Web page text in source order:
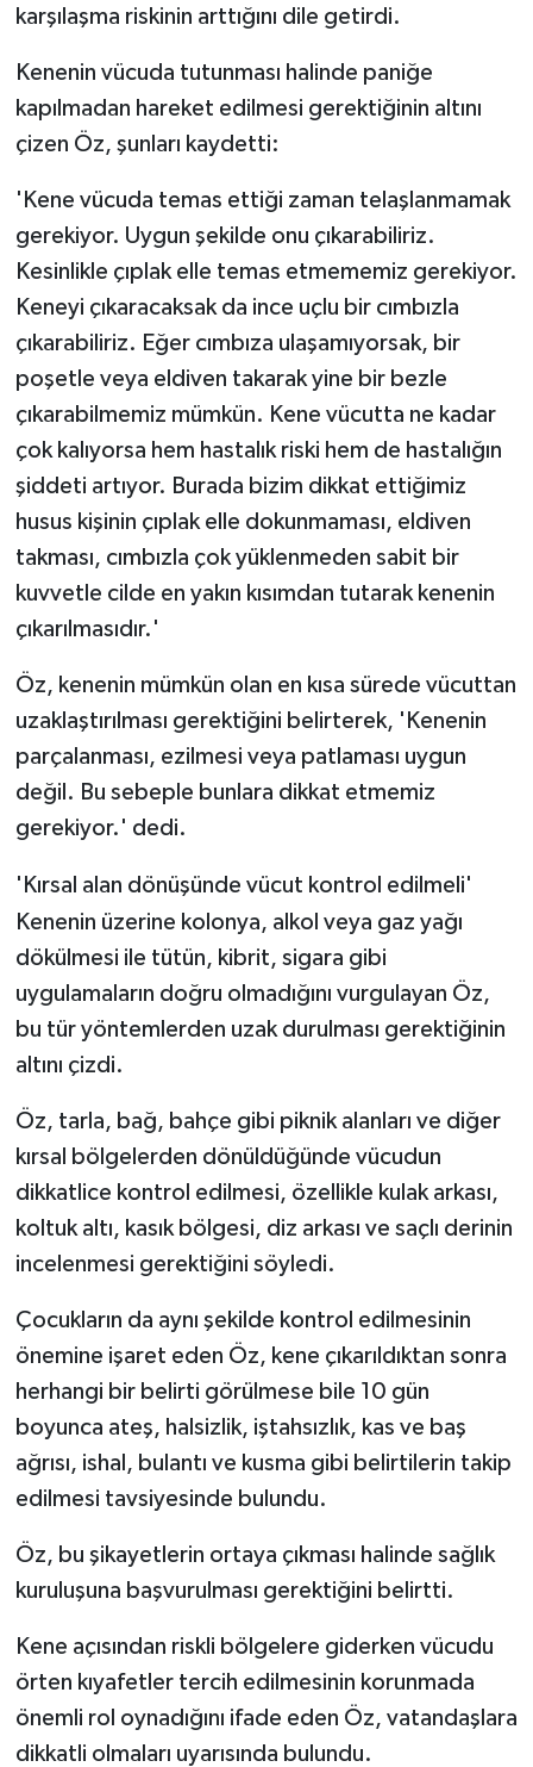
karşılaşma riskinin arttığını dile getirdi.
Kenenin vücuda tutunması halinde paniğe
kapılmadan hareket edilmesi gerektiğinin altını
çizen Öz, şunları kaydetti:
'Kene vücuda temas ettiği zaman telaşlanmamak
gerekiyor. Uygun şekilde onu çıkarabiliriz.
Kesinlikle çıplak elle temas etmememiz gerekiyor.
Keneyi çıkaracaksak da ince uçlu bir cımbızla
çıkarabiliriz. Eğer cımbıza ulaşamıyorsak, bir
poşetle veya eldiven takarak yine bir bezle
çıkarabilmemiz mümkün. Kene vücutta ne kadar
çok kalıyorsa hem hastalık riski hem de hastalığın
şiddeti artıyor. Burada bizim dikkat ettiğimiz
husus kişinin çıplak elle dokunmaması, eldiven
takması, cımbızla çok yüklenmeden sabit bir
kuvvetle cilde en yakın kısımdan tutarak kenenin
çıkarılmasıdır.'
Öz, kenenin mümkün olan en kısa sürede vücuttan
uzaklaştırılması gerektiğini belirterek, 'Kenenin
parçalanması, ezilmesi veya patlaması uygun
değil. Bu sebeple bunlara dikkat etmemiz
gerekiyor.' dedi.
'Kırsal alan dönüşünde vücut kontrol edilmeli'
Kenenin üzerine kolonya, alkol veya gaz yağı
dökülmesi ile tütün, kibrit, sigara gibi
uygulamaların doğru olmadığını vurgulayan Öz,
bu tür yöntemlerden uzak durulması gerektiğinin
altını çizdi.
Öz, tarla, bağ, bahçe gibi piknik alanları ve diğer
kırsal bölgelerden dönüldüğünde vücudun
dikkatlice kontrol edilmesi, özellikle kulak arkası,
koltuk altı, kasık bölgesi, diz arkası ve saçlı derinin
incelenmesi gerektiğini söyledi.
Çocukların da aynı şekilde kontrol edilmesinin
önemine işaret eden Öz, kene çıkarıldıktan sonra
herhangi bir belirti görülmese bile 10 gün
boyunca ateş, halsizlik, iştahsızlık, kas ve baş
ağrısı, ishal, bulantı ve kusma gibi belirtilerin takip
edilmesi tavsiyesinde bulundu.
Öz, bu şikayetlerin ortaya çıkması halinde sağlık
kuruluşuna başvurulması gerektiğini belirtti.
Kene açısından riskli bölgelere giderken vücudu
örten kıyafetler tercih edilmesinin korunmada
önemli rol oynadığını ifade eden Öz, vatandaşlara
dikkatli olmaları uyarısında bulundu.